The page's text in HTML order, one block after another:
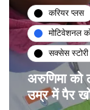
करियर प्लस
मोटिवेशनल
सक्सेस स्टोरी
अरुणिमा
उम्र में पैर